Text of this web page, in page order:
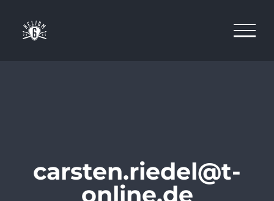
carsten.riedel@t-
online.de